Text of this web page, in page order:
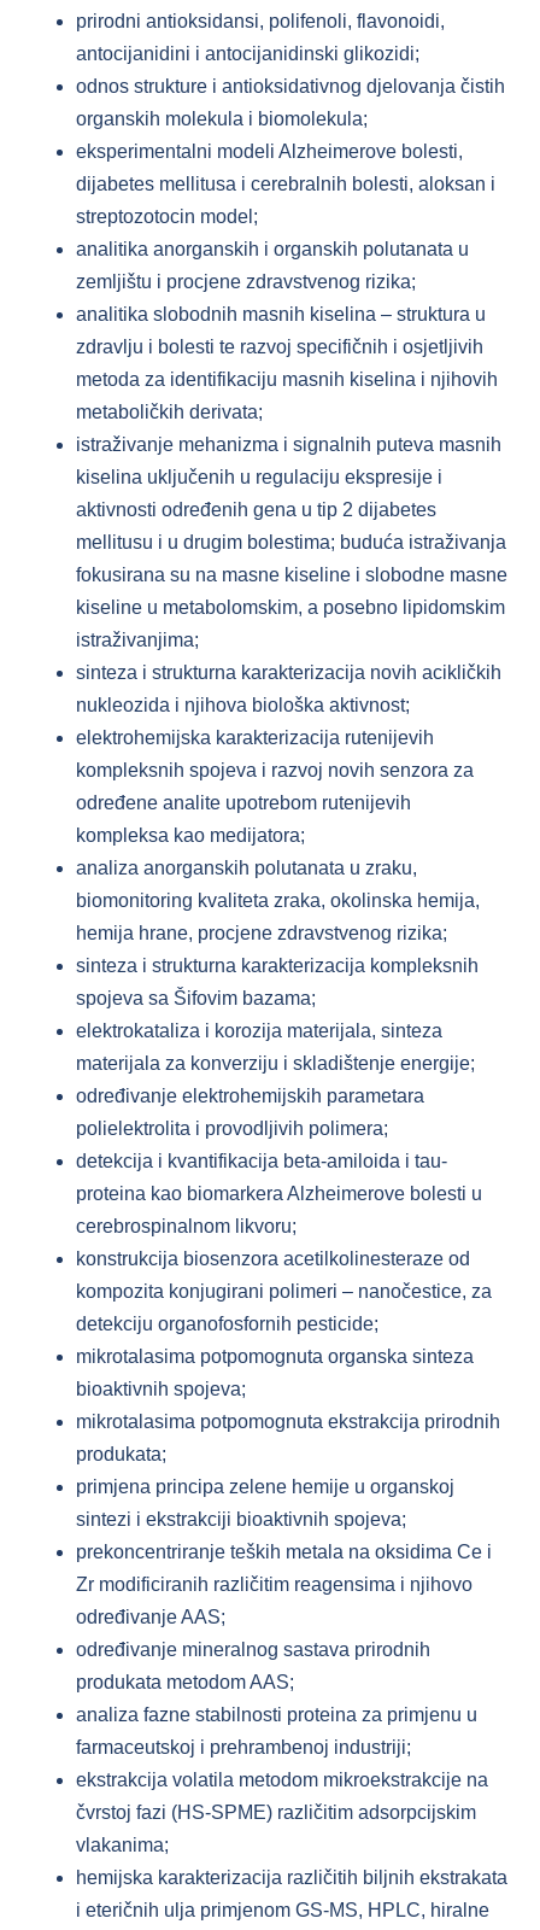
prirodni antioksidansi, polifenoli, flavonoidi,
antocijanidini i antocijanidinski glikozidi;
odnos strukture i antioksidativnog djelovanja čistih
organskih molekula i biomolekula;
eksperimentalni modeli Alzheimerove bolesti,
dijabetes mellitusa i cerebralnih bolesti, aloksan i
streptozotocin model;
analitika anorganskih i organskih polutanata u
zemljištu i procjene zdravstvenog rizika;
analitika slobodnih masnih kiselina – struktura u
zdravlju i bolesti te razvoj specifičnih i osjetljivih
metoda za identifikaciju masnih kiselina i njihovih
metaboličkih derivata;
istraživanje mehanizma i signalnih puteva masnih
kiselina uključenih u regulaciju ekspresije i
aktivnosti određenih gena u tip 2 dijabetes
mellitusu i u drugim bolestima; buduća istraživanja
fokusirana su na masne kiseline i slobodne masne
kiseline u metabolomskim, a posebno lipidomskim
istraživanjima;
sinteza i strukturna karakterizacija novih acikličkih
nukleozida i njihova biološka aktivnost;
elektrohemijska karakterizacija rutenijevih
kompleksnih spojeva i razvoj novih senzora za
određene analite upotrebom rutenijevih
kompleksa kao medijatora;
analiza anorganskih polutanata u zraku,
biomonitoring kvaliteta zraka, okolinska hemija,
hemija hrane, procjene zdravstvenog rizika;
sinteza i strukturna karakterizacija kompleksnih
spojeva sa Šifovim bazama;
elektrokataliza i korozija materijala, sinteza
materijala za konverziju i skladištenje energije;
određivanje elektrohemijskih parametara
polielektrolita i provodljivih polimera;
detekcija i kvantifikacija beta-amiloida i tau-
proteina kao biomarkera Alzheimerove bolesti u
cerebrospinalnom likvoru;
konstrukcija biosenzora acetilkolinesteraze od
kompozita konjugirani polimeri – nanočestice, za
detekciju organofosfornih pesticide;
mikrotalasima potpomognuta organska sinteza
bioaktivnih spojeva;
mikrotalasima potpomognuta ekstrakcija prirodnih
produkata;
primjena principa zelene hemije u organskoj
sintezi i ekstrakciji bioaktivnih spojeva;
prekoncentriranje teških metala na oksidima Ce i
Zr modificiranih različitim reagensima i njihovo
određivanje AAS;
određivanje mineralnog sastava prirodnih
produkata metodom AAS;
analiza fazne stabilnosti proteina za primjenu u
farmaceutskoj i prehrambenoj industriji;
ekstrakcija volatila metodom mikroekstrakcije na
čvrstoj fazi (HS-SPME) različitim adsorpcijskim
vlakanima;
hemijska karakterizacija različitih biljnih ekstrakata
i eteričnih ulja primjenom GS-MS, HPLC, hiralne